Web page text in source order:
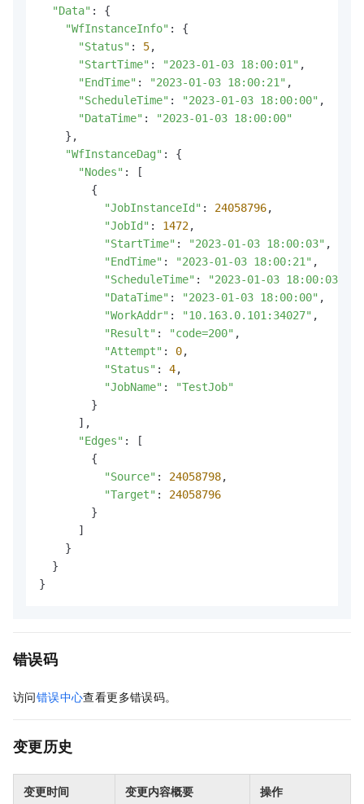
"Data" : {
"WfInstanceInfo" : {
"Status" : 5,
"StartTime" : "2023-01-03 18:00:01" ,
"EndTime" : "2023-01-03 18:00:21" ,
"ScheduleTime" : "2023-01-03 18:00:00" ,
"DataTime" :
"2023-01-03 18:00:00"
    },
"WfInstanceDag" : {
"Nodes" : [
        {
"JobInstanceId" : 24058796,
"JobId" : 1472,
"StartTime" : "2023-01-03 18:00:03" ,
"EndTime" : "2023-01-03 18:00:21" ,
"ScheduleTime" : "2023-01-03 18:00:03"
"DataTime" : "2023-01-03 18:00:00" ,
"WorkAddr" : "10.163.0.101:34027" ,
"Result" : "code=200" ,
"Attempt" : 0,
"Status" : 4,
"JobName" :
"TestJob"
        }
      ],
"Edges" : [
        {
"Source" : 24058798,
"Target" : 24058796
        }
      ]
    }
  }
}
错误码
访问错误中心查看更多错误码。
变更历史
变更时间 变更内容概要 操作